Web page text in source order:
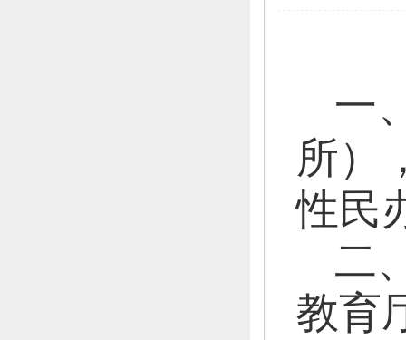
一
所）
性民
二
教育